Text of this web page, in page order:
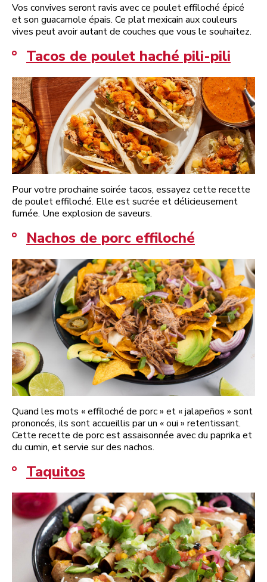
Vos convives seront ravis avec ce poulet effiloché épicé
et son guacamole épais. Ce plat mexicain aux couleurs
vives peut avoir autant de couches que vous le souhaitez.
Tacos de poulet haché pili-pili
Pour votre prochaine soirée tacos, essayez cette recette
de poulet effiloché. Elle est sucrée et délicieusement
fumée. Une explosion de saveurs.
Nachos de porc effiloché
Quand les mots « effiloché de porc » et « jalapeños » sont
prononcés, ils sont accueillis par un « oui » retentissant.
Cette recette de porc est assaisonnée avec du paprika et
du cumin, et servie sur des nachos.
Taquitos